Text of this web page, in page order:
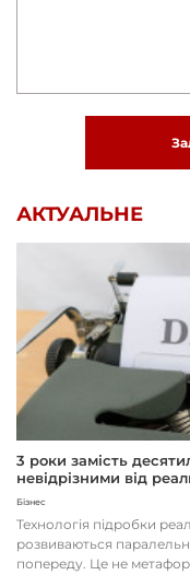
АКТУАЛЬНЕ
3 роки замість
невідрізними від
Бізнес
Технологія підробки
розвиваються
попереду. Це не